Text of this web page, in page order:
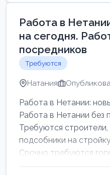
Работа в
на сегодня.
посредников
Требуются
Натания
Работа в Нетании:
Работа в Нетании без
Требуются строители,
подсобники на
Срочно требуются